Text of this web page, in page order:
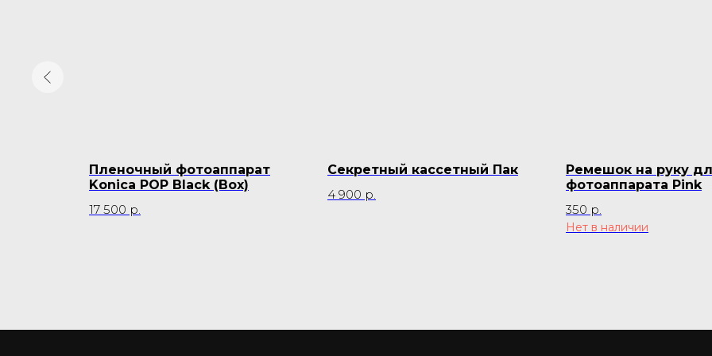
Пленочный фотоаппарат
Konica POP Black (Box)
17 500 р.
Секретный кассетный Пак
4 900 р.
Ремешок на руку
фотоаппарата Pink
350 р.
Нет в наличии